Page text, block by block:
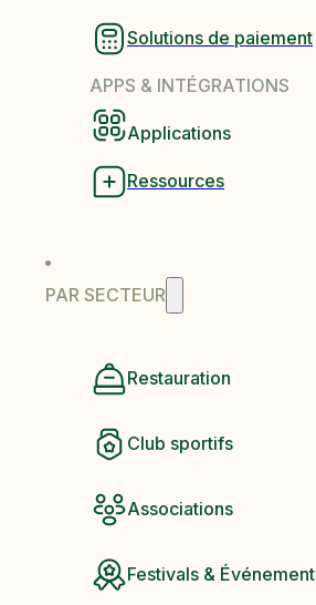
Solutions de paiement
APPS & INTÉGRATIONS
Applications
Ressources
PAR SECTEUR
Restauration
Club sportifs
Associations
Festivals & Événement